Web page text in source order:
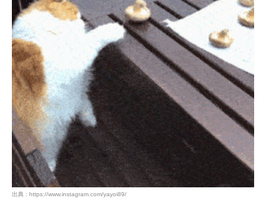
出典 : https://www.instagram.com/yayoi89/
アプリをダウンロードする